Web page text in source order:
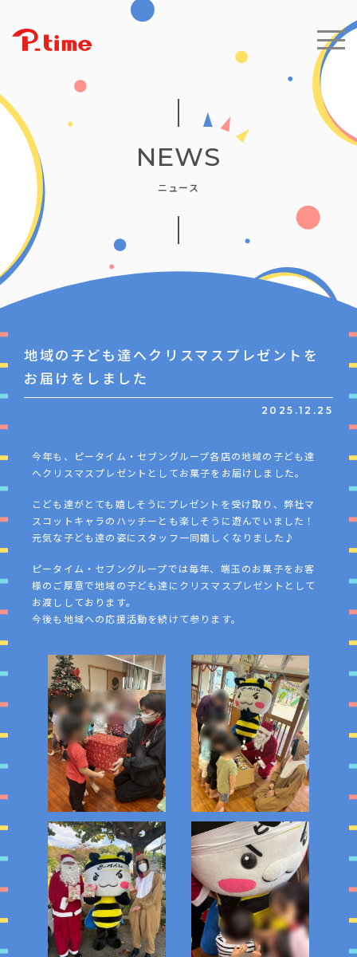
NEWS
ニュース
地域の子ども達へクリスマスプレゼントを
お届けをしました
2025.12.25
今年も、ピータイム・セブングループ各店の地域の子ども達
へクリスマスプレゼントとしてお菓子をお届けしました。
こども達がとても嬉しそうにプレゼントを受け取り、弊社マ
スコットキャラのハッチーとも楽しそうに遊んでいました！
元気な子ども達の姿にスタッフ一同嬉しくなりました♪
ピータイム・セブングループでは毎年、端玉のお菓子をお客
様のご厚意で地域の子ども達にクリスマスプレゼントとして
お渡ししております。
今後も地域への応援活動を続けて参ります。